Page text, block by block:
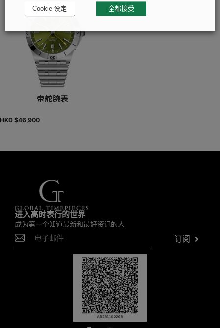
帝舵腕表
HKD $46,900
进入高时表行的世界
成为第一个知道最新和最好资讯的人
订阅
Cookie 设定 全都接受